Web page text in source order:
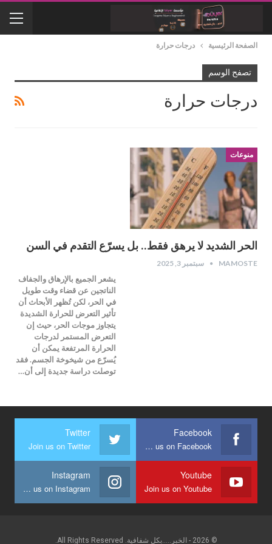
الصفحة الرئيسية درجات حرارة
تصفح الوسم
درجات حرارة
منوعات
الحر الشديد لا يرهق فقط.. بل يسرّع التقدم في السن
MAMOSTE سبتمبر 3, 2025
يشعر الجميع بالإرهاق والجفاف
الناتجين عن قضاء وقت طويل
في الحر، لكن تُظهر الأبحاث أن
تأثير التعرض للحرارة الشديدة
يتجاوز موجات الحر، حيث إن
التعرض المستمر لدرجات
الحرارة المرتفعة يمكن أن
يُسرّع من شيخوخة الجسم. فقد
توصلت دراسة جديدة إلى أن…
Facebook
Join us on Facebook
Twitter
Join us on Twitter
Youtube
Join us on Youtube
Instagram
Join us on Instagram
© 2026 - الخبر.....بكل شفافية. All Rights Reserved.